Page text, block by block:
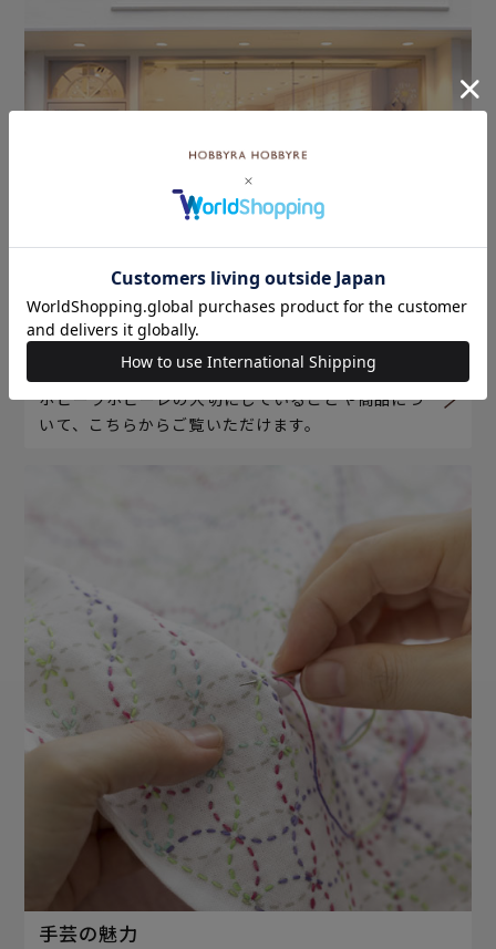
ホビーラホビーレについて
ホビーラホビーレの大切にしていることや商品につ
いて、こちらからご覧いただけます。
手芸の魅力